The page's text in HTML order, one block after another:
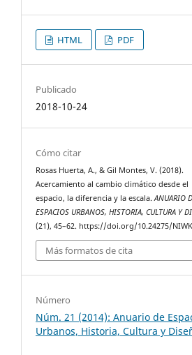
HTML PDF
Publicado
2018-10-24
Cómo citar
Rosas Huerta, A., & Gil Montes, V. (2018).
Acercamiento al cambio climático desde el
espacio, la diferencia y la escala.ANUARIO
ESPACIOS URBANOS, HISTORIA, CULTURA Y
(21), 45–62. https://doi.org/10.24275/
Más formatos de cita
Número
Núm. 21 (2014): Anuario de
Urbanos, Historia, Cultura y